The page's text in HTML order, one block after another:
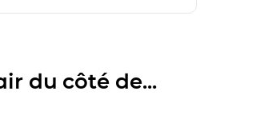
du côté de...